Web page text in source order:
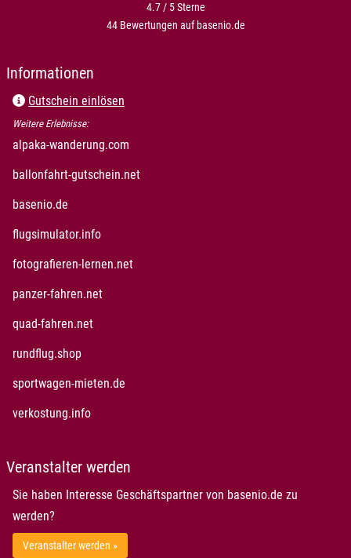
4.7 / 5Sterne
44 Bewertungen auf basenio.de
Informationen
Gutschein einlösen
Weitere Erlebnisse:
alpaka-wanderung.com
ballonfahrt-gutschein.netöffnet in neuem Fenster
basenio.de
flugsimulator.infoöffnet in neuem Fenster
fotografieren-lernen.netöffnet in neuem Fenster
panzer-fahren.netöffnet in neuem Fenster
quad-fahren.netöffnet in neuem Fenster
rundflug.shopöffnet in neuem Fenster
sportwagen-mieten.de
verkostung.infoöffnet in neuem Fenster
Veranstalter werden
Sie haben Interesse Geschäftspartner von basenio.de zu
werden?
Veranstalter werden »